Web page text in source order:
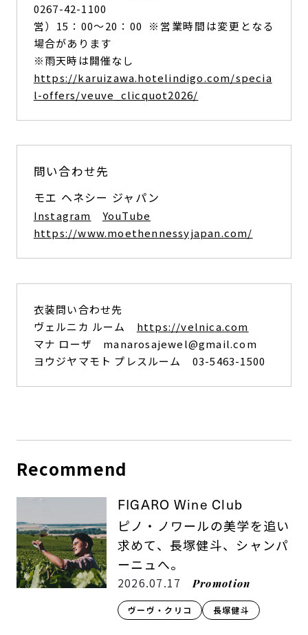
0267-42-1100
営）15：00～20：00 ※営業時間は変更となる
場合があります
※雨天時は開催なし
https://karuizawa.hotelindigo.com/specia
l-offers/veuve_clicquot2026/
問い合わせ先
モエ ヘネシー ジャパン
Instagram
YouTube
https://www.moethennessyjapan.com/
衣装問い合わせ先
ヴェルニカ ルーム https://velnica.com
マナ ローザ manarosajewel@gmail.com
ヨウジヤマモト プレスルーム 03-5463-1500
Recommend
FIGARO Wine Club
ピノ・ノワールの美学を追い
求めて、長塚健斗、シャンパ
ーニュへ。
2026.07.17 Promotion
ヴーヴ・クリコ 長塚健斗